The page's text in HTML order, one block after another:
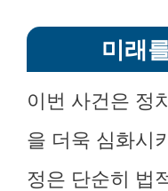
미래
이번 사건은 정
을 더욱 심화시
정은 단순히 법